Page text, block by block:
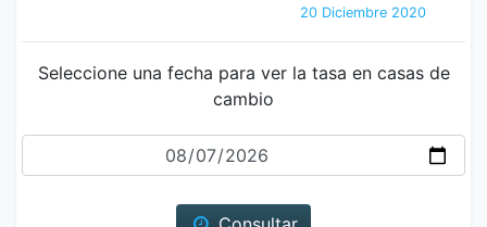
20 Diciembre 2020
Seleccione una fecha para ver la tasa en casas de
cambio
Fecha